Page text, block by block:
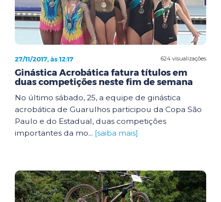
624 visualizações
27/11/2017, às 12:17
Ginástica Acrobática fatura títulos em
duas competições neste fim de semana
No último sábado, 25, a equipe de ginástica
acrobática de Guarulhos participou da Copa São
Paulo e do Estadual, duas competições
importantes da mo... [saiba mais]